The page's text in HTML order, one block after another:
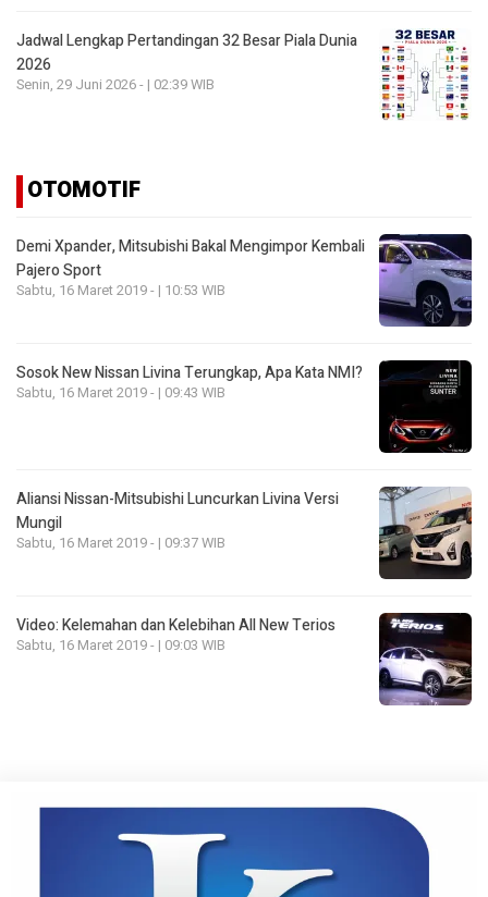
Jadwal Lengkap Pertandingan 32 Besar Piala Dunia
2026
Senin, 29 Juni 2026 - | 02:39 WIB
OTOMOTIF
Demi Xpander, Mitsubishi Bakal Mengimpor Kembali
Pajero Sport
Sabtu, 16 Maret 2019 - | 10:53 WIB
Sosok New Nissan Livina Terungkap, Apa Kata NMI?
Sabtu, 16 Maret 2019 - | 09:43 WIB
Aliansi Nissan-Mitsubishi Luncurkan Livina Versi
Mungil
Sabtu, 16 Maret 2019 - | 09:37 WIB
Video: Kelemahan dan Kelebihan All New Terios
Sabtu, 16 Maret 2019 - | 09:03 WIB